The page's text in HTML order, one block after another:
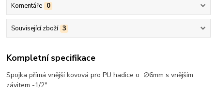
Komentáře 0
Související zboží 3
Kompletní specifikace
Spojka přímá vnější kovová pro PU hadice o ∅6mm s vnějším
závitem -1/2"